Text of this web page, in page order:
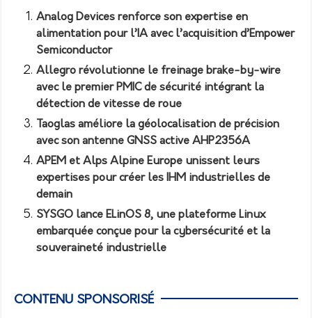
Analog Devices renforce son expertise en
alimentation pour l’IA avec l’acquisition d’Empower
Semiconductor
Allegro révolutionne le freinage brake-by-wire
avec le premier PMIC de sécurité intégrant la
détection de vitesse de roue
Taoglas améliore la géolocalisation de précision
avec son antenne GNSS active AHP2356A
APEM et Alps Alpine Europe unissent leurs
expertises pour créer les IHM industrielles de
demain
SYSGO lance ELinOS 8, une plateforme Linux
embarquée conçue pour la cybersécurité et la
souveraineté industrielle
CONTENU SPONSORISÉ